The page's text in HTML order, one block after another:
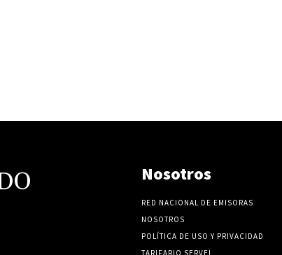
Nosotros
RED NACIONAL DE EMISORAS
NOSOTROS
POLÍTICA DE USO Y PRIVACIDAD
TARIFARIO SERVEL